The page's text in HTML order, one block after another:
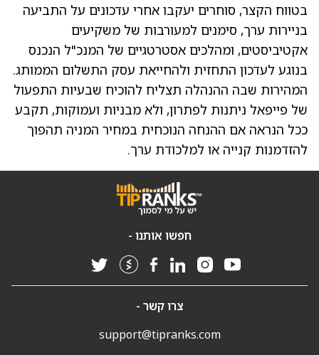
בטווח הקצר, סוחרים יעקבו אחרי עדכונים על התביעה
בניירות ערך, סימנים למעורבות של משקיעים
אקטיביסטים, ומהלכים אסטרטגיים של המנכ"ל הנכנס
בנוגע לעדכון התחזית ולהחייאת עסק התשלום הממותג.
המהירות שבה ההנהלה תצליח להוכיח שבעיות התפעול
של פייפאל ניתנות לפתרון, ולא מבניות ועמוקות, תקבע
ככל הנראה אם ההנחה הנוכחית במחיר המניה תהפוך
להזדמנות קנייה או למלכודת ערך.
חפשו אותנו -
צרו קשר -
support@tipranks.com